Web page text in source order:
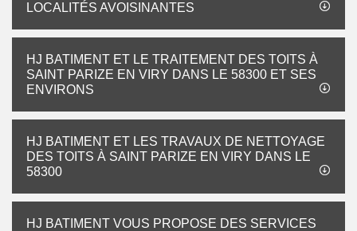
LOCALITÉS AVOISINANTES
HJ BATIMENT ET LE TRAITEMENT DES TOITS À
SAINT PARIZE EN VIRY DANS LE 58300 ET SES
ENVIRONS
HJ BATIMENT ET LES TRAVAUX DE NETTOYAGE
DES TOITS À SAINT PARIZE EN VIRY DANS LE
58300
HJ BATIMENT VOUS PROPOSE DES SERVICES